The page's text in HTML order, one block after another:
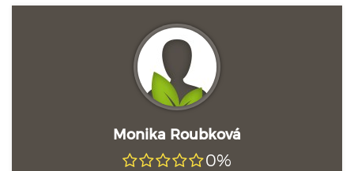
Monika Roubková
0%